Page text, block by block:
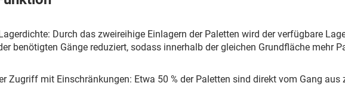
Durch das zweireihige Einlagern der Paletten wird der verfügbare
benötigten Gänge reduziert, sodass innerhalb der gleichen Grundfläche mehr
Zugriff mit Einschränkungen: Etwa 50 % der Paletten sind direkt vom Gang